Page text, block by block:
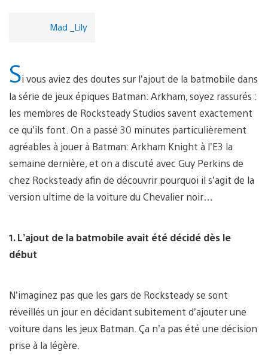
Mad _Lily
Si vous aviez des doutes sur l’ajout de la batmobile dans
la série de jeux épiques Batman: Arkham, soyez rassurés :
les membres de Rocksteady Studios savent exactement
ce qu’ils font. On a passé 30 minutes particulièrement
agréables à jouer à Batman: Arkham Knight à l’E3 la
semaine dernière, et on a discuté avec Guy Perkins de
chez Rocksteady afin de découvrir pourquoi il s’agit de la
version ultime de la voiture du Chevalier noir…
1. L’ajout de la batmobile avait été décidé dès le
début
N’imaginez pas que les gars de Rocksteady se sont
réveillés un jour en décidant subitement d’ajouter une
voiture dans les jeux Batman. Ça n’a pas été une décision
prise à la légère.